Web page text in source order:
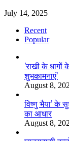
July 14, 2025
Recent
Popular
’राखी के
शुभकामनाएं’
August 8,
विष्णु भैया’ के
का आधार
August 8,